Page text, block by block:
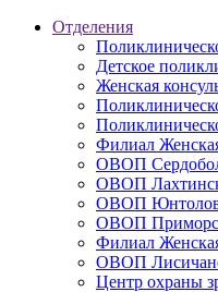
Отделения
Детское
Женская
Филиал
ОВОП
ОВОП
ОВОП
ОВОП
Филиал
ОВОП
Центр охраны